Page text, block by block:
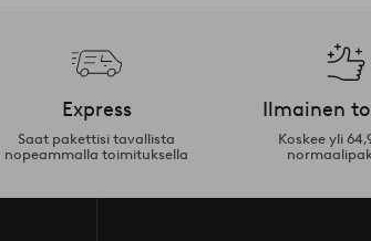
Express
Saat pakettisi tavallista
nopeammalla toimituksella
Ilmainen
Koskee yli